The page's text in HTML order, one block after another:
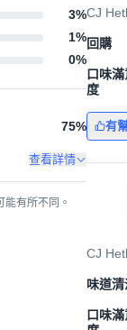
3%
1%
0%
75%
查看詳情
有所不同。
CJ
回購
口味
度
有
CJ
味道
口味